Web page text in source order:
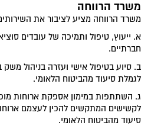
משרד הרווחה
משרד הרווחה מציע לציבור את
א. ייעוץ, טיפול ותמיכה של עובדים
חברתיים.
ב. סיוע בטיפול אישי ועזרה בניהול
לגמלת סיעוד מהביטוח הלאומי.
ג. השתתפות במימון אספקת ארוחות
לקשישים המתקשים להכין לעצמם
סיעוד מהביטוח הלאומי.